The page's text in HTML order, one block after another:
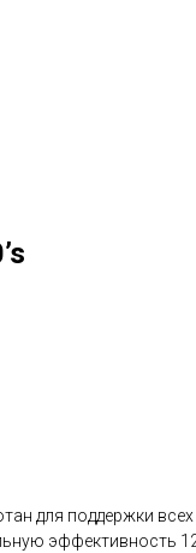
для поддержки
эффективность